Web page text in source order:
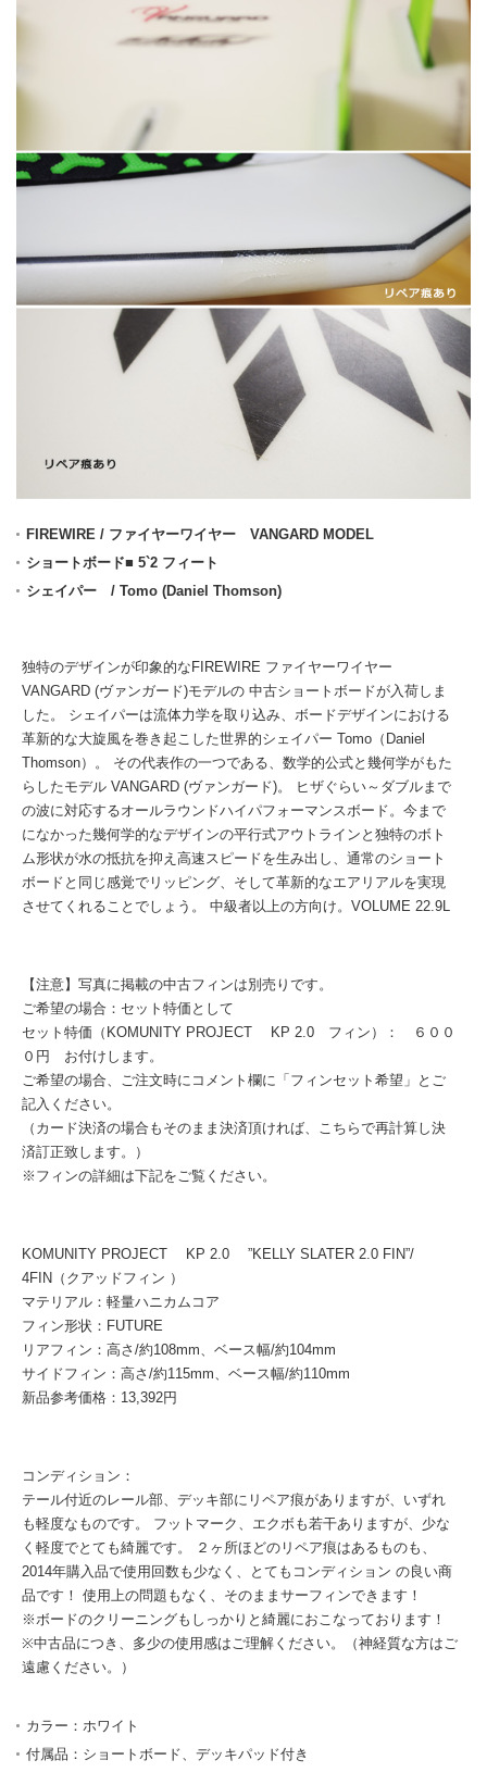
FIREWIRE / ファイヤーワイヤー VANGARD MODEL
ショートボード■ 5`2 フィート
シェイパー / Tomo (Daniel Thomson)
独特のデザインが印象的なFIREWIRE ファイヤーワイヤー
VANGARD (ヴァンガード)モデルの 中古ショートボードが入荷しま
した。 シェイパーは流体力学を取り込み、ボードデザインにおける
革新的な大旋風を巻き起こした世界的シェイパー Tomo（Daniel
Thomson）。 その代表作の一つである、数学的公式と幾何学がもた
らしたモデル VANGARD (ヴァンガード)。 ヒザぐらい～ダブルまで
の波に対応するオールラウンドハイパフォーマンスボード。今まで
になかった幾何学的なデザインの平行式アウトラインと独特のボト
ム形状が水の抵抗を抑え高速スピードを生み出し、通常のショート
ボードと同じ感覚でリッピング、そして革新的なエアリアルを実現
させてくれることでしょう。 中級者以上の方向け。VOLUME 22.9L
【注意】写真に掲載の中古フィンは別売りです。
ご希望の場合：セット特価として
セット特価（KOMUNITY PROJECT KP 2.0 フィン）： ６００
０円 お付けします。
ご希望の場合、ご注文時にコメント欄に「フィンセット希望」とご
記入ください。
（カード決済の場合もそのまま決済頂ければ、こちらで再計算し決
済訂正致します。）
※フィンの詳細は下記をご覧ください。
KOMUNITY PROJECT KP 2.0 ”KELLY SLATER 2.0 FIN”/
4FIN（クアッドフィン ）
マテリアル：軽量ハニカムコア
フィン形状：FUTURE
リアフィン：高さ/約108mm、ベース幅/約104mm
サイドフィン：高さ/約115mm、ベース幅/約110mm
新品参考価格：13,392円
コンディション：
テール付近のレール部、デッキ部にリペア痕がありますが、いずれ
も軽度なものです。 フットマーク、エクボも若干ありますが、少な
く軽度でとても綺麗です。 ２ヶ所ほどのリペア痕はあるものも、
2014年購入品で使用回数も少なく、とてもコンディション の良い商
品です！ 使用上の問題もなく、そのままサーフィンできます！
※ボードのクリーニングもしっかりと綺麗におこなっております！
※中古品につき、多少の使用感はご理解ください。（神経質な方はご
遠慮ください。）
カラー：ホワイト
付属品：ショートボード、デッキパッド付き